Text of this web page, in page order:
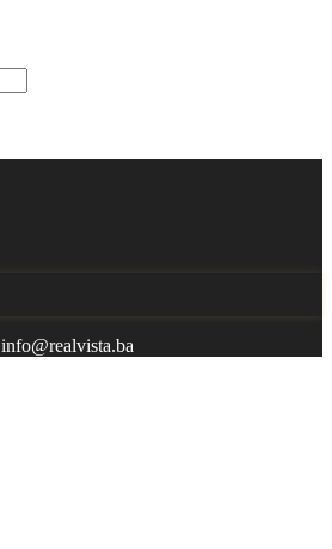
info@realvista.ba